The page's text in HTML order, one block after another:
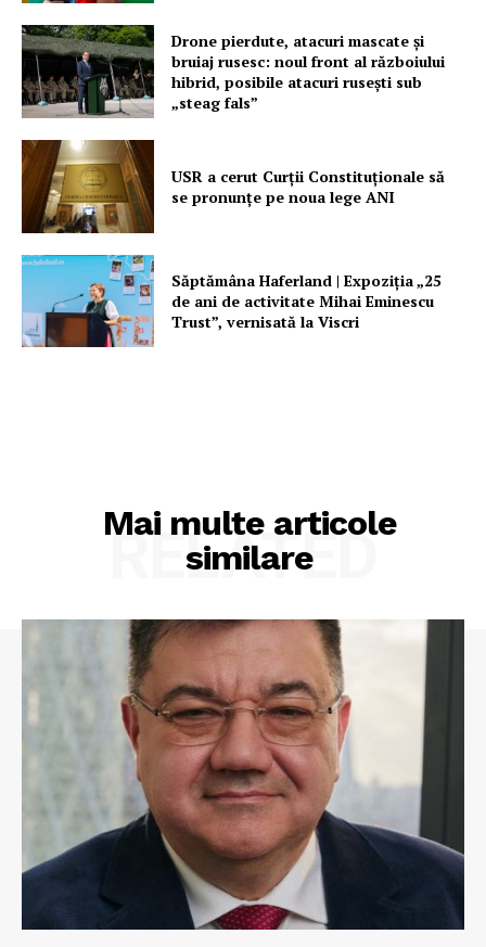
Drone pierdute, atacuri mascate și
bruiaj rusesc: noul front al războiului
hibrid, posibile atacuri rusești sub
„steag fals”
USR a cerut Curții Constituționale să
se pronunțe pe noua lege ANI
Săptămâna Haferland | Expoziţia „25
de ani de activitate Mihai Eminescu
Trust”, vernisată la Viscri
Mai multe articole
similare
RELATED